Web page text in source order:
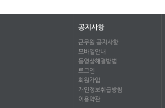
공지사항
군무원 공지사항
모바일안내
동영상해결방법
로그인
회원가입
개인정보취급방침
이용약관